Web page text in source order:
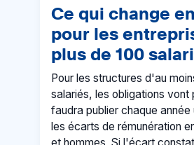
Ce qui change
pour les
plus de 100
Pour les structures d'au
salariés, les obligations vont
faudra publier chaque année
les écarts de rémunération